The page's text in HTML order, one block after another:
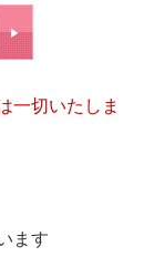
一切いたしま
ます